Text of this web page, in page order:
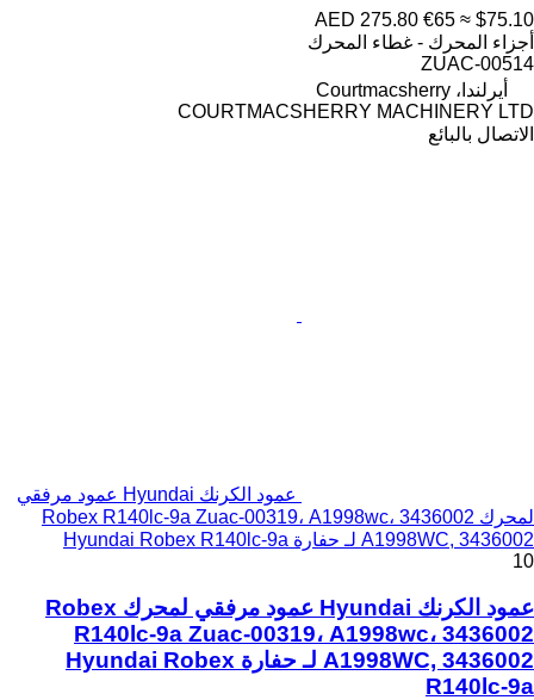
AED 275.80 €65 ≈ $75.10
أجزاء المحرك - غطاء المحرك
ZUAC-00514
أيرلندا، Courtmacsherry
COURTMACSHERRY MACHINERY LTD
الاتصال بالبائع
عمود الكرنك Hyundai عمود مرفقي
لمحرك Robex R140lc-9a Zuac-00319، A1998wc، 3436002
A1998WC, 3436002 لـ حفارة Hyundai Robex R140lc-9a
10
عمود الكرنك Hyundai عمود مرفقي لمحرك Robex
R140lc-9a Zuac-00319، A1998wc، 3436002
A1998WC, 3436002 لـ حفارة Hyundai Robex
R140lc-9a